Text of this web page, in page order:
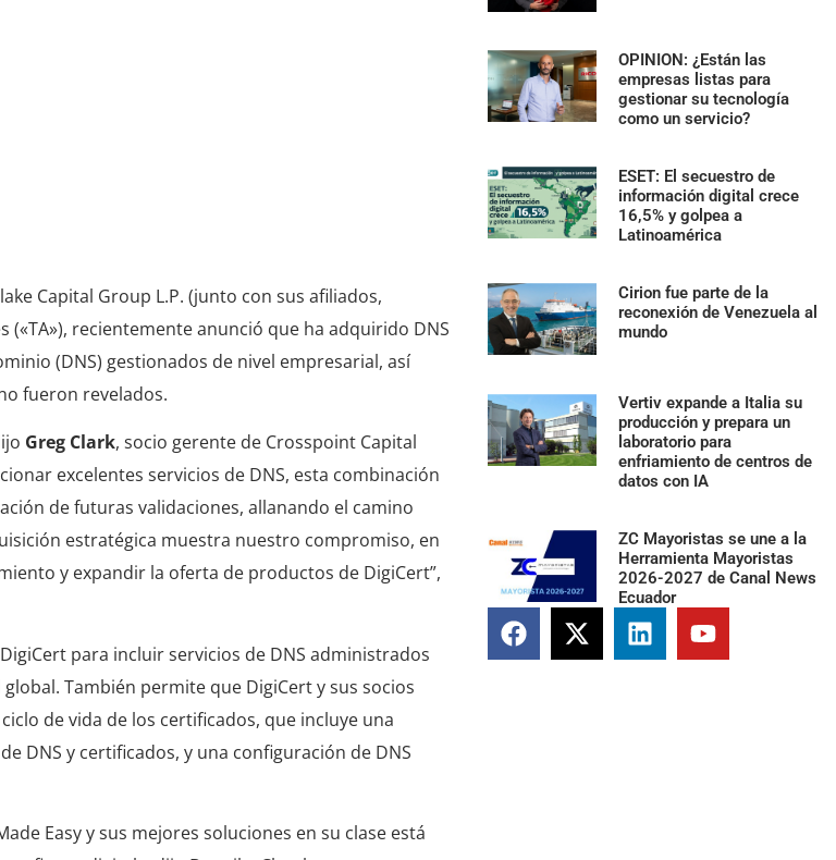
OPINION: ¿Están las
empresas listas para
gestionar su tecnología
como un servicio?
ESET: El secuestro de
información digital crece
16,5% y golpea a
Latinoamérica
Cirion fue parte de la
reconexión de Venezuela al
mundo
Vertiv expande a Italia su
producción y prepara un
laboratorio para
enfriamiento de centros de
datos con IA
ZC Mayoristas se une a la
Herramienta Mayoristas
2026-2027 de Canal News
Ecuador
Capital Group L.P. (junto con sus afiliados,
(«TA»), recientemente anunció que ha adquirido DNS
(DNS) gestionados de nivel empresarial, así
fueron revelados.
Greg Clark, socio gerente de Crosspoint Capital
excelentes servicios de DNS, esta combinación
de futuras validaciones, allanando el camino
estratégica muestra nuestro compromiso, en
y expandir la oferta de productos de DigiCert”,
para incluir servicios de DNS administrados
También permite que DigiCert y sus socios
de vida de los certificados, que incluye una
DNS y certificados, y una configuración de DNS
Easy y sus mejores soluciones en su clase está